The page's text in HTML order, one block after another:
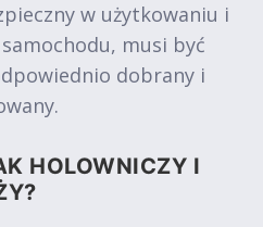
w użytkowaniu i
musi być
dobrany i
HOLOWNICZY I